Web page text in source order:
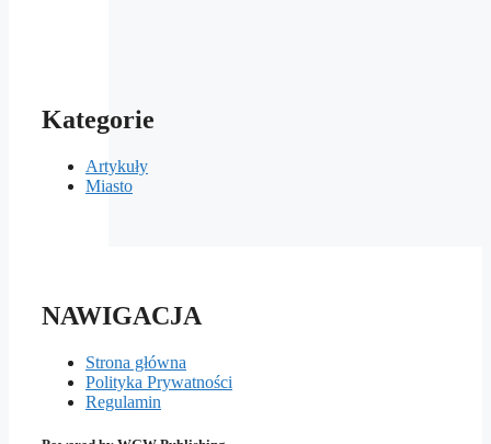
Kategorie
Artykuły
Miasto
NAWIGACJA
Strona główna
Polityka Prywatności
Regulamin